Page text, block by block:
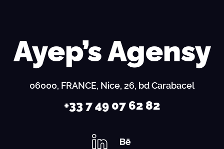
Ayep’s Agensy
06000, FRANCE, Nice, 26, bd Carabacel
+33 7 49 07 62 82